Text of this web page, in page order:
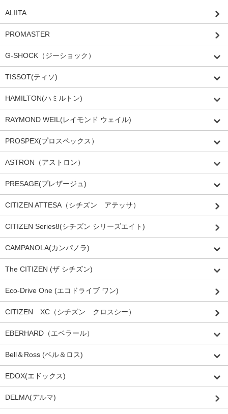
ALIITA
PROMASTER
G-SHOCK（ジーショック）
TISSOT(ティソ)
HAMILTON(ハミルトン)
RAYMOND WEIL(レイモンド ウェイル)
PROSPEX(プロスペックス）
ASTRON（アストロン）
PRESAGE(プレザージュ)
CITIZEN ATTESA（シチズン アテッサ）
CITIZEN Series8(シチズン シリーズエイト)
CAMPANOLA(カンパノラ)
The CITIZEN (ザ シチズン)
Eco-Drive One (エコドライブ ワン)
CITIZEN XC（シチズン クロスシー）
EBERHARD（エベラール）
Bell＆Ross (ベル＆ロス)
EDOX(エドックス)
DELMA(デルマ)